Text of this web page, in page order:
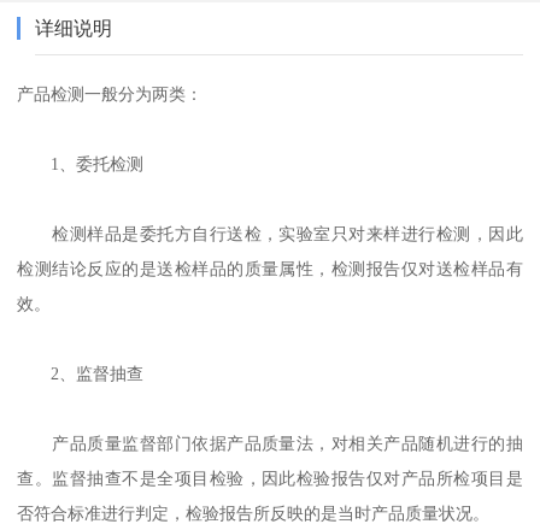
详细说明
产品检测一般分为两类：
1、委托检测
检测样品是委托方自行送检，实验室只对来样进行检测，因此
检测结论反应的是送检样品的质量属性，检测报告仅对送检样品有
效。
2、监督抽查
产品质量监督部门依据产品质量法，对相关产品随机进行的抽
查。监督抽查不是全项目检验，因此检验报告仅对产品所检项目是
否符合标准进行判定，检验报告所反映的是当时产品质量状况。